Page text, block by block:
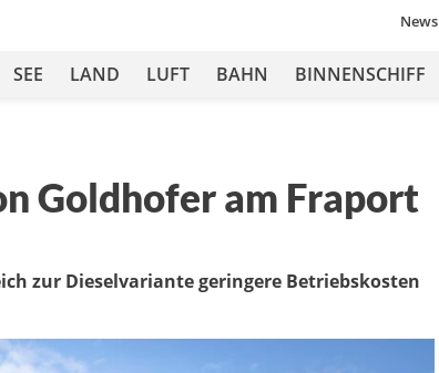
SEE LAND LUFT BAHN BINNENSCHIFF
Goldhofer am Fraport
zur Dieselvariante geringere Betriebskosten